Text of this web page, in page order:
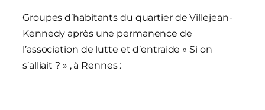
Groupes d’habitants du quartier de Villejean-
Kennedy après une permanence de
l’association de lutte et d’entraide « Si on
s’alliait ? » , à Rennes :